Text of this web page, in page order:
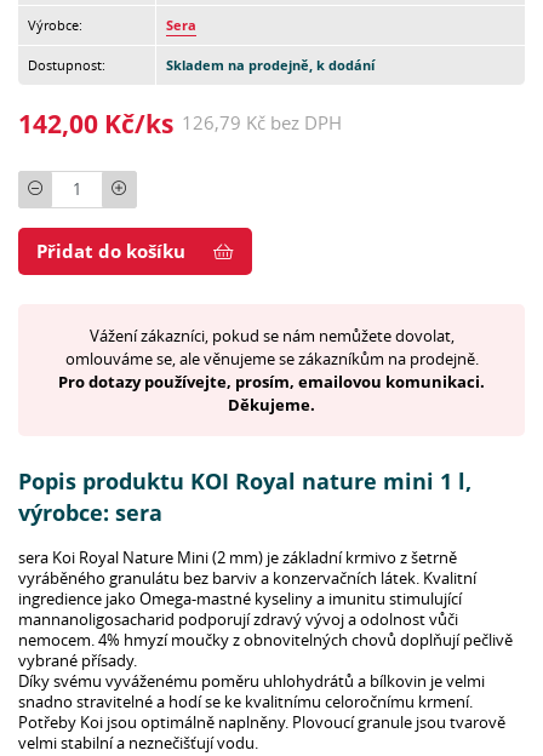
Výrobce: Sera
Dostupnost: Skladem na prodejně, k dodání
142,00 Kč/ks 126,79 Kč bez DPH
Počet
Přidat do košíku
Vážení zákazníci, pokud se nám nemůžete dovolat,
omlouváme se, ale věnujeme se zákazníkům na prodejně.
Pro dotazy používejte, prosím, emailovou komunikaci.
Děkujeme.
Popis produktu KOI Royal nature mini 1 l,
výrobce: sera
sera Koi Royal Nature Mini (2 mm) je základní krmivo z šetrně
vyráběného granulátu bez barviv a konzervačních látek. Kvalitní
ingredience jako Omega-mastné kyseliny a imunitu stimulující
mannanoligosacharid podporují zdravý vývoj a odolnost vůči
nemocem. 4% hmyzí moučky z obnovitelných chovů doplňují pečlivě
vybrané přísady.
Díky svému vyváženému poměru uhlohydrátů a bílkovin je velmi
snadno stravitelné a hodí se ke kvalitnímu celoročnímu krmení.
Potřeby Koi jsou optimálně naplněny. Plovoucí granule jsou tvarově
velmi stabilní a neznečišťují vodu.